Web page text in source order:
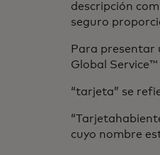
descripción
seguro
Para presentar
Global
“tarjeta” se
cuyo nombre